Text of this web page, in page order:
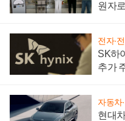
원자
전자·
SK하
추가
자동차
현대